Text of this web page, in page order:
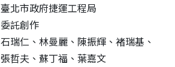
臺北市政府捷運工程局
委託創作
石瑞仁、林曼麗、陳振輝、褚瑞基、
張哲夫、蘇丁福、葉嘉文